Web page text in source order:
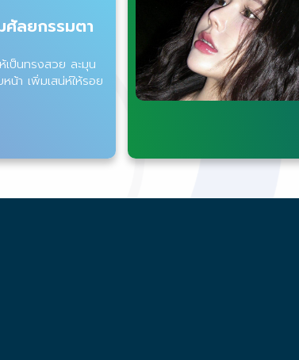
ศัลยกรรมตา
เป็นทรงสวย ละมุน
หน้า เพิ่มเสน่ห์ให้รอย